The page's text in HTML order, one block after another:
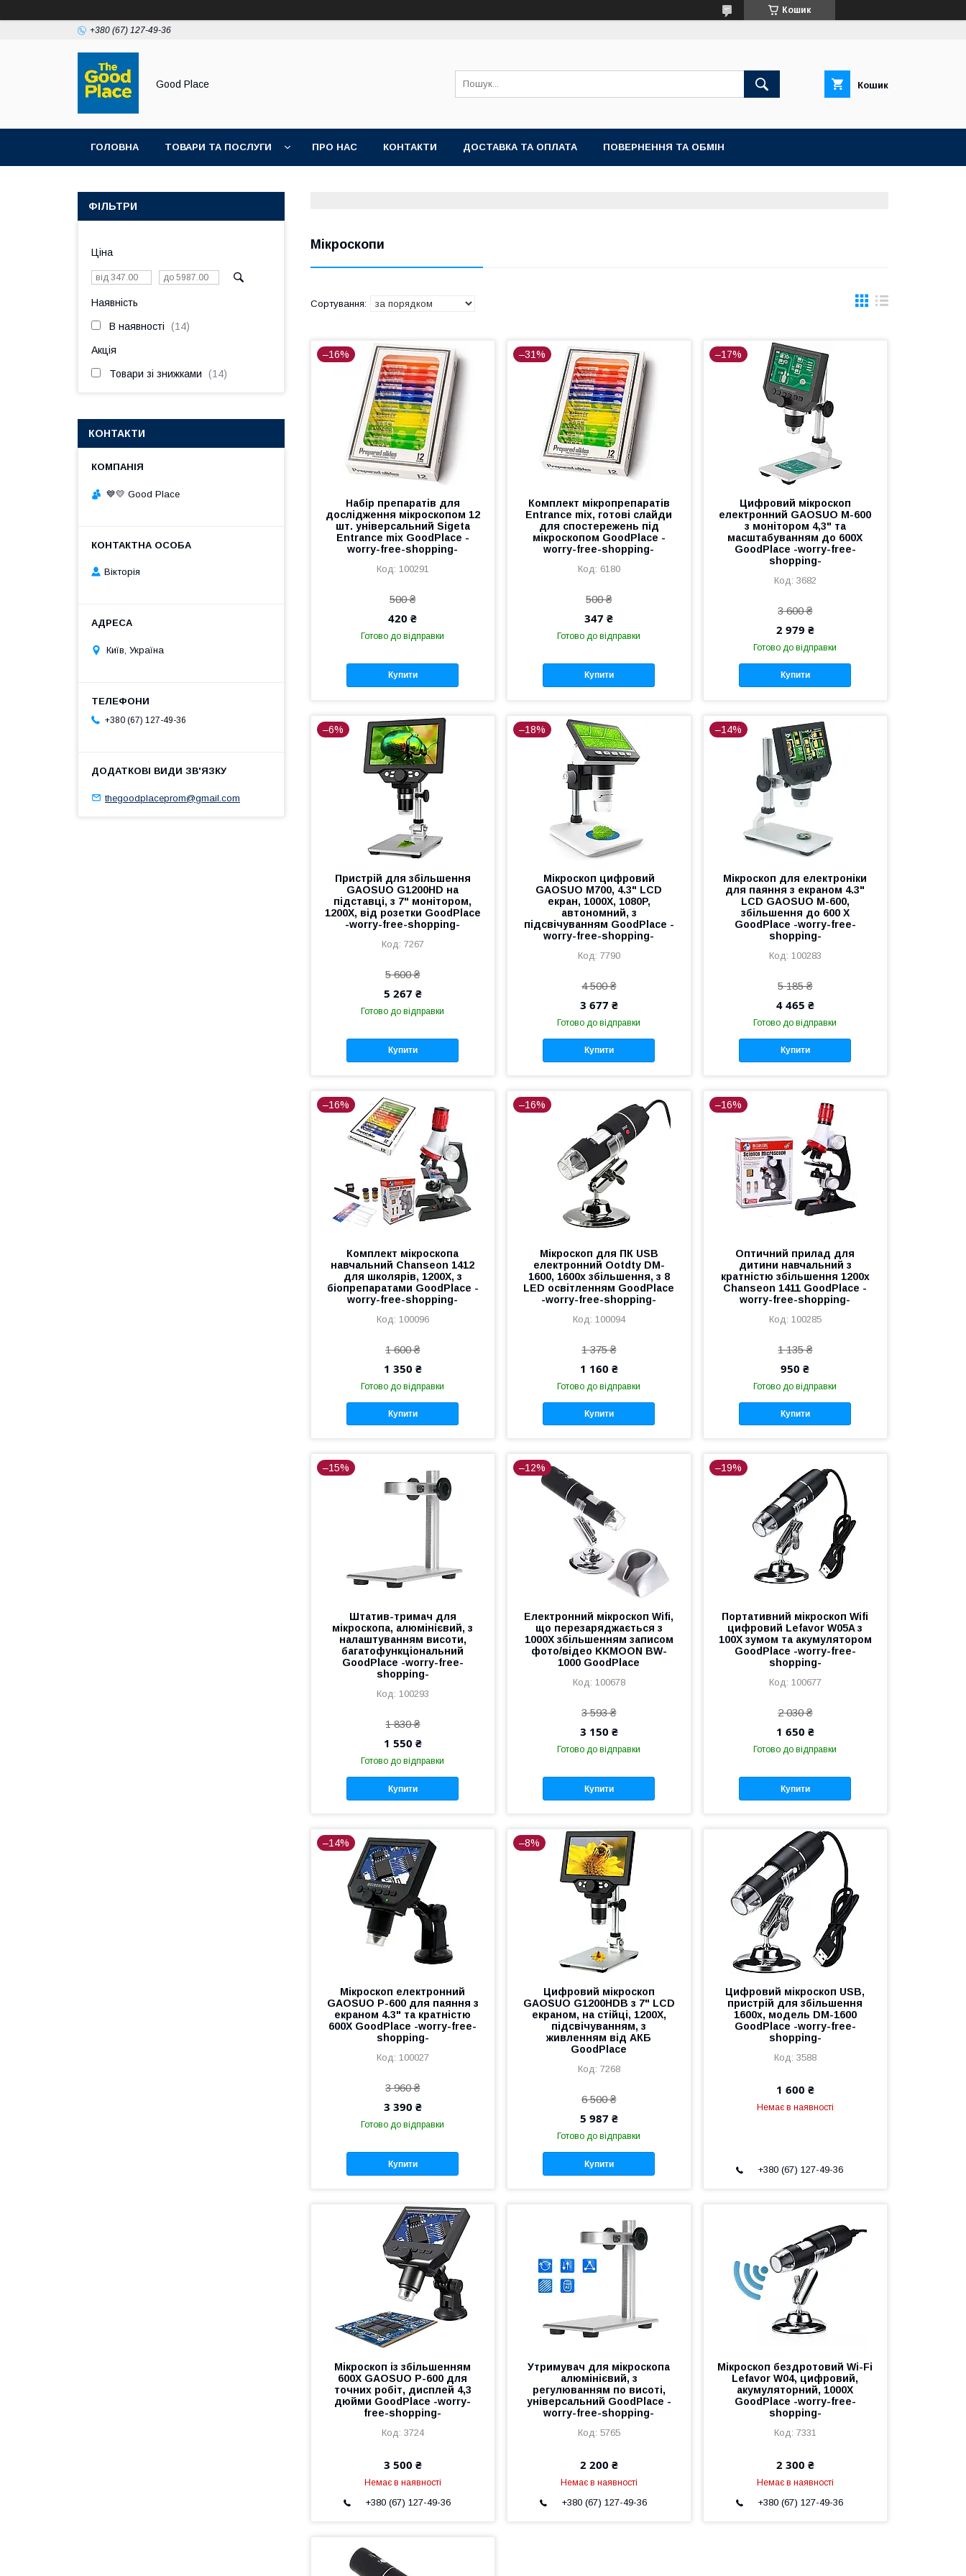
Кошик
+380 (67) 127-49-36
Good Place Кошик
ГОЛОВНА ТОВАРИ ТА ПОСЛУГИ ПРО НАС КОНТАКТИ ДОСТАВКА ТА ОПЛАТА ПОВЕРНЕННЯ ТА ОБМІН
Мікроскопи
–16%
Набір препаратів для
дослідження мікроскопом 12
шт. універсальний Sigeta
Entrance mix GoodPlace -
worry-free-shopping-
100291
500 ₴
420 ₴
Готово до відправки
Купити
–31%
Комплект мікропрепаратів
Entrance mix, готові слайди
для спостережень під
мікроскопом GoodPlace -
worry-free-shopping-
6180
500 ₴
347 ₴
Готово до відправки
Купити
–17%
Цифровий мікроскоп
електронний GAOSUO M-600
з монітором 4,3" та
масштабуванням до 600X
GoodPlace -worry-free-
shopping-
3682
3 600 ₴
2 979 ₴
Готово до відправки
Купити
–6%
Пристрій для збільшення
GAOSUO G1200HD на
підставці, з 7" монітором,
1200X, від розетки GoodPlace
-worry-free-shopping-
7267
5 600 ₴
5 267 ₴
Готово до відправки
Купити
–18%
Мікроскоп цифровий
GAOSUO M700, 4.3" LCD
екран, 1000X, 1080P,
автономний, з
підсвічуванням GoodPlace -
worry-free-shopping-
7790
4 500 ₴
3 677 ₴
Готово до відправки
Купити
–14%
Мікроскоп для електроніки
для паяння з екраном 4.3"
LCD GAOSUO M-600,
збільшення до 600 X
GoodPlace -worry-free-
shopping-
100283
5 185 ₴
4 465 ₴
Готово до відправки
Купити
–16%
Комплект мікроскопа
навчальний Chanseon 1412
для школярів, 1200Х, з
біопрепаратами GoodPlace -
worry-free-shopping-
100096
1 600 ₴
1 350 ₴
Готово до відправки
Купити
–16%
Мікроскоп для ПК USB
електронний Ootdty DM-
1600, 1600x збільшення, з 8
LED освітленням GoodPlace
-worry-free-shopping-
100094
1 375 ₴
1 160 ₴
Готово до відправки
Купити
–16%
Оптичний прилад для
дитини навчальний з
кратністю збільшення 1200x
Chanseon 1411 GoodPlace -
worry-free-shopping-
100285
1 135 ₴
950 ₴
Готово до відправки
Купити
–15%
Штатив-тримач для
мікроскопа, алюмінієвий, з
налаштуванням висоти,
багатофункціональний
GoodPlace -worry-free-
shopping-
100293
1 830 ₴
1 550 ₴
Готово до відправки
Купити
–12%
Електронний мікроскоп Wifi,
що перезаряджається з
1000Х збільшенням записом
фото/відео KKMOON BW-
1000 GoodPlace
100678
3 593 ₴
3 150 ₴
Готово до відправки
Купити
–19%
Портативний мікроскоп Wifi
цифровий Lefavor W05A з
100X зумом та акумулятором
GoodPlace -worry-free-
shopping-
100677
2 030 ₴
1 650 ₴
Готово до відправки
Купити
–14%
Мікроскоп електронний
GAOSUO P-600 для паяння з
екраном 4.3" та кратністю
600X GoodPlace -worry-free-
shopping-
100027
3 960 ₴
3 390 ₴
Готово до відправки
Купити
–8%
Цифровий мікроскоп
GAOSUO G1200HDB з 7" LCD
екраном, на стійці, 1200X,
підсвічуванням, з
живленням від АКБ
GoodPlace
7268
6 500 ₴
5 987 ₴
Готово до відправки
Купити
Цифровий мікроскоп USB,
пристрій для збільшення
1600x, модель DM-1600
GoodPlace -worry-free-
shopping-
3588
1 600 ₴
Немає в наявності
+380 (67) 127-49-36
Мікроскоп із збільшенням
600X GAOSUO P-600 для
точних робіт, дисплей 4,3
дюйми GoodPlace -worry-
free-shopping-
3724
3 500 ₴
Немає в наявності
+380 (67) 127-49-36
Утримувач для мікроскопа
алюмінієвий, з
регулюванням по висоті,
універсальний GoodPlace -
worry-free-shopping-
5765
2 200 ₴
Немає в наявності
+380 (67) 127-49-36
Мікроскоп бездротовий Wi-Fi
Lefavor W04, цифровий,
акумуляторний, 1000X
GoodPlace -worry-free-
shopping-
7331
2 300 ₴
Немає в наявності
+380 (67) 127-49-36
ФІЛЬТРИ
Ціна
Наявність
В наявності 14
Акція
Товари зі знижками 14
КОНТАКТИ
💙💛 Good Place
Вікторія
Київ, Україна
+380 (67) 127-49-36
thegoodplaceprom@gmail.com